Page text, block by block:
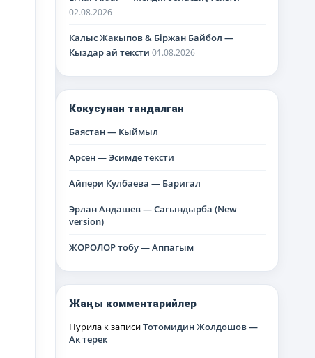
02.08.2026
Калыс Жакыпов & Біржан Байбол —
Кыздар ай тексти 01.08.2026
Кокусунан тандалган
Баястан — Кыймыл
Арсен — Эсимде тексти
Айпери Кулбаева — Баригал
Эрлан Андашев — Сагындырба (New
version)
ЖОРОЛОР тобу — Аппагым
Жаңы комментарийлер
Нурила к записиТотомидин Жолдошов —
Ак терек